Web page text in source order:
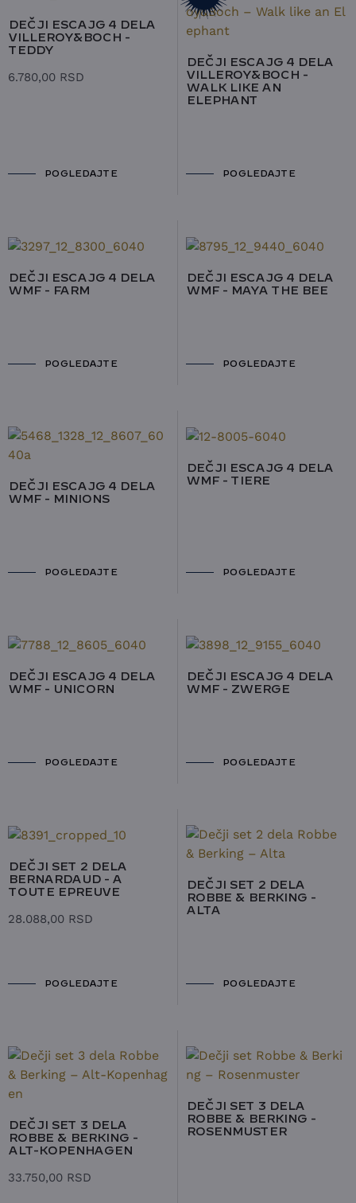
DEČJI ESCAJG 4 DELA
VILLEROY&BOCH -
TEDDY
6.780,00 RSD
POGLEDAJTE
DEČJI ESCAJG 4 DELA
VILLEROY&BOCH -
WALK LIKE AN
ELEPHANT
POGLEDAJTE
DEČJI ESCAJG 4 DELA
WMF - FARM
POGLEDAJTE
DEČJI ESCAJG 4 DELA
WMF - MAYA THE BEE
POGLEDAJTE
DEČJI ESCAJG 4 DELA
WMF - MINIONS
POGLEDAJTE
DEČJI ESCAJG 4 DELA
WMF - TIERE
POGLEDAJTE
DEČJI ESCAJG 4 DELA
WMF - UNICORN
POGLEDAJTE
DEČJI ESCAJG 4 DELA
WMF - ZWERGE
POGLEDAJTE
DEČJI SET 2 DELA
BERNARDAUD - A
TOUTE EPREUVE
28.088,00 RSD
POGLEDAJTE
DEČJI SET 2 DELA
ROBBE & BERKING -
ALTA
POGLEDAJTE
DEČJI SET 3 DELA
ROBBE & BERKING -
ALT-KOPENHAGEN
33.750,00 RSD
DEČJI SET 3 DELA
ROBBE & BERKING -
ROSENMUSTER